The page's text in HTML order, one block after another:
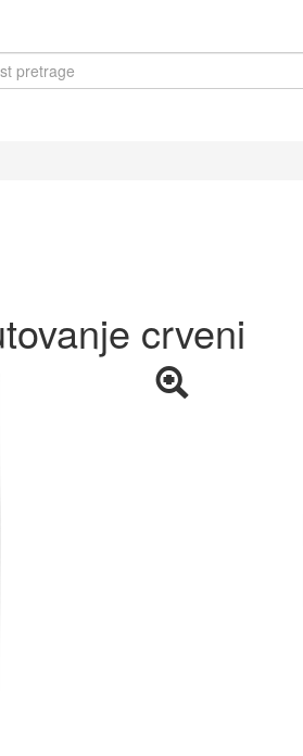
crveni